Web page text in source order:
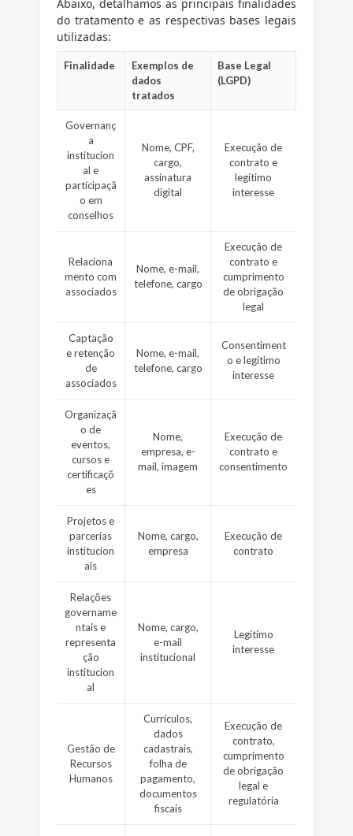
Abaixo, detalhamos as principais finalidades
do tratamento e as respectivas bases legais
utilizadas:
Finalidade
Exemplos de
dados
tratados
Base Legal
(LGPD)
Governanç
a
institucion
al e
participaçã
o em
conselhos
Nome, CPF,
cargo,
assinatura
digital
Execução de
contrato e
legítimo
interesse
Relaciona
mento com
associados
Nome, e-mail,
telefone, cargo
Execução de
contrato e
cumprimento
de obrigação
legal
Captação
e retenção
de
associados
Nome, e-mail,
telefone, cargo
Consentiment
o e legítimo
interesse
Organizaçã
o de
eventos,
cursos e
certificaçõ
es
Nome,
empresa, e-
mail, imagem
Execução de
contrato e
consentimento
Projetos e
parcerias
institucion
ais
Nome, cargo,
empresa
Execução de
contrato
Relações
govername
ntais e
representa
ção
institucion
al
Nome, cargo,
e-mail
institucional
Legítimo
interesse
Gestão de
Recursos
Humanos
Currículos,
dados
cadastrais,
folha de
pagamento,
documentos
fiscais
Execução de
contrato,
cumprimento
de obrigação
legal e
regulatória